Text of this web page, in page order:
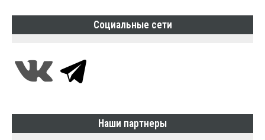
Социальные сети
Наши партнеры